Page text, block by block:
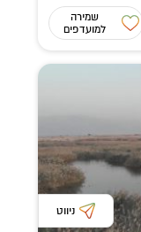
שמירה
למועדפים
ניווט